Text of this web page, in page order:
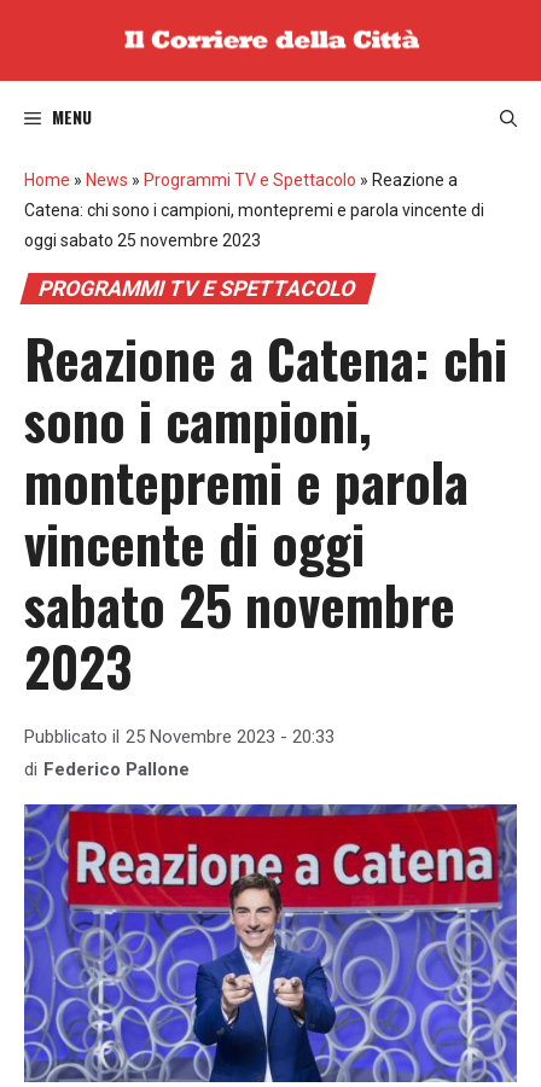
MENU
Home » News » Programmi TV e Spettacolo » Reazione a
Catena: chi sono i campioni, montepremi e parola vincente di
oggi sabato 25 novembre 2023
PROGRAMMI TV E SPETTACOLO
Reazione a Catena: chi
sono i campioni,
montepremi e parola
vincente di oggi
sabato 25 novembre
2023
Pubblicato il 25 Novembre 2023 - 20:33
di Federico Pallone